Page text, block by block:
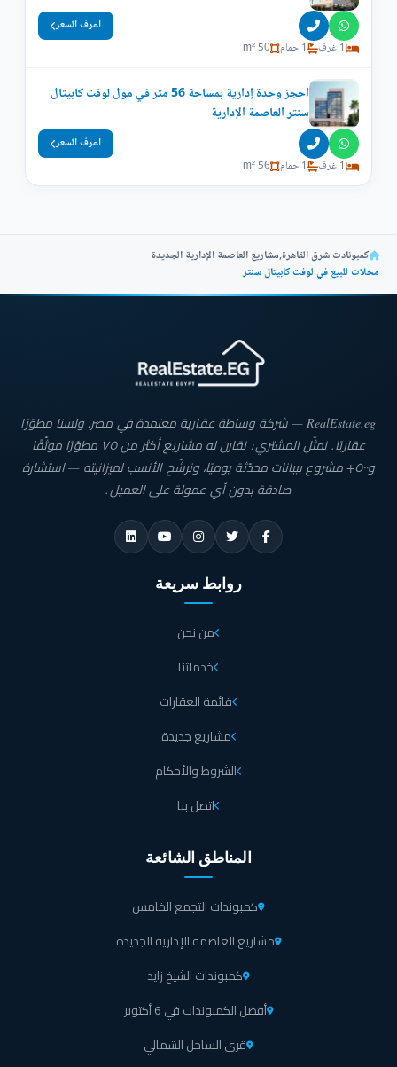
1 غرف 1 حمام 50 m²
اعرف السعر
احجز وحدة إدارية بمساحة 56 متر في مول لوفت كابيتال
سنتر العاصمة الإدارية
1 غرف 1 حمام 56 m²
اعرف السعر
كمبونادت شرق القاهرة,مشاريع العاصمة الإدارية الجديدة—
محلات للبيع في لوفت كابيتال سنتر
RealEstate.eg — شركة وساطة عقارية معتمدة في مصر، ولسنا مطوّرًا
عقاريًا. نمثّل المشتري: نقارن له مشاريع أكثر من ٧٥ مطوّرًا موثّقًا
و٥٠٠+ مشروع ببيانات محدّثة يوميًا، ونرشّح الأنسب لميزانيته — استشارة
صادقة بدون أي عمولة على العميل.
روابط سريعة
من نحن
خدماتنا
قائمة العقارات
مشاريع جديدة
الشروط والأحكام
اتصل بنا
المناطق الشائعة
كمبوندات التجمع الخامس
مشاريع العاصمة الإدارية الجديدة
كمبوندات الشيخ زايد
أفضل الكمبوندات في 6 أكتوبر
قرى الساحل الشمالي